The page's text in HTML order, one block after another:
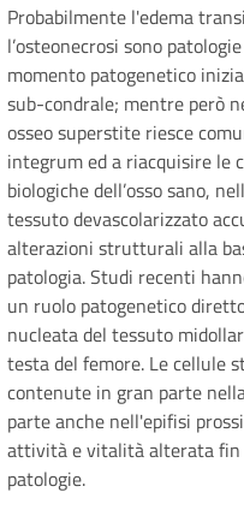
Probabilmente l'edema
l’osteonecrosi sono
momento patogenetico
sub-condrale; mentre però
osseo superstite riesce
integrum ed a riacquisire le
biologiche dell’osso sano,
tessuto devascolarizzato
alterazioni strutturali alla
patologia. Studi recenti
un ruolo patogenetico
nucleata del tessuto
testa del femore. Le cellule
contenute in gran parte
parte anche nell'epifisi
attività e vitalità alterata fin
patologie.